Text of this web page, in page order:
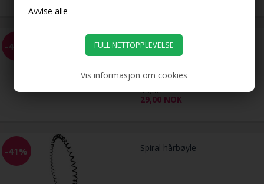
Vis informasjon om cookies
-41% Fang Hårbøyle
49,00
29,00 NOK
-41% Spiral hårbøyle